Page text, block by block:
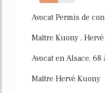
53%
Avocat Permis de
Maître Kuony , Hervé.
Avocat en Alsace,
Maître Hervé Kuony